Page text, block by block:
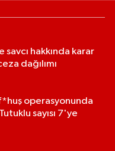
savcı hakkında karar
dağılımı
operasyonunda
sayısı 7'ye